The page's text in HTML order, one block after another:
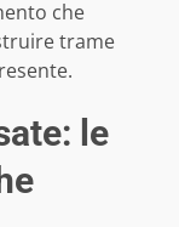
che
trame
le